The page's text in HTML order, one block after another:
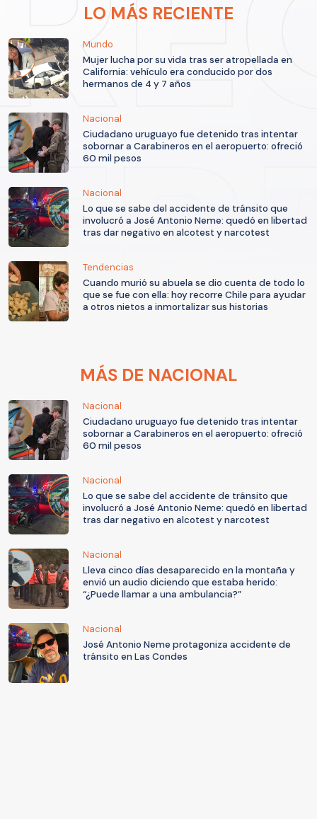
LO MÁS RECIENTE
Mundo
Mujer lucha por su vida tras ser atropellada en
California: vehículo era conducido por dos
hermanos de 4 y 7 años
Nacional
Ciudadano uruguayo fue detenido tras intentar
sobornar a Carabineros en el aeropuerto: ofreció
60 mil pesos
Nacional
Lo que se sabe del accidente de tránsito que
involucró a José Antonio Neme: quedó en libertad
tras dar negativo en alcotest y narcotest
Tendencias
Cuando murió su abuela se dio cuenta de todo lo
que se fue con ella: hoy recorre Chile para ayudar
a otros nietos a inmortalizar sus historias
MÁS DE NACIONAL
Nacional
Ciudadano uruguayo fue detenido tras intentar
sobornar a Carabineros en el aeropuerto: ofreció
60 mil pesos
Nacional
Lo que se sabe del accidente de tránsito que
involucró a José Antonio Neme: quedó en libertad
tras dar negativo en alcotest y narcotest
Nacional
Lleva cinco días desaparecido en la montaña y
envió un audio diciendo que estaba herido:
“¿Puede llamar a una ambulancia?”
Nacional
José Antonio Neme protagoniza accidente de
tránsito en Las Condes